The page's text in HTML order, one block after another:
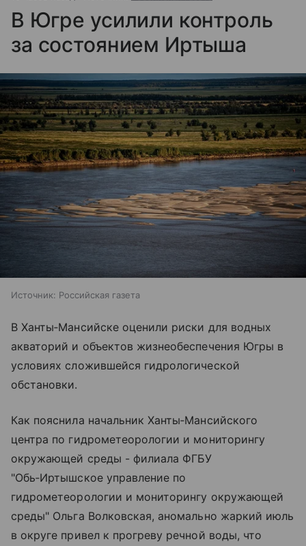
В Югре усилили контроль
за состоянием Иртыша
Источник: Российская газета
В Ханты‑Мансийске оценили риски для водных
акваторий и объектов жизнеобеспечения Югры в
условиях сложившейся гидрологической
обстановки.
Как пояснила начальник Ханты‑Мансийского
центра по гидрометеорологии и мониторингу
окружающей среды - филиала ФГБУ
"Обь‑Иртышское управление по
гидрометеорологии и мониторингу окружающей
среды" Ольга Волковская, аномально жаркий июль
в округе привел к прогреву речной воды, что